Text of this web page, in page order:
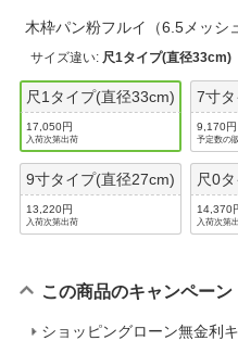
よくある質
木枠パン粉フルイ（6.5メッ
サイズ違い: 尺1タイプ(直径33cm)
尺1タイプ(直径33cm)
17,050円
入荷次第出荷
7寸
9,170円
予定数の
9寸タイプ(直径27cm)
13,220円
入荷次第出荷
尺0
14,370
入荷次第
この商品のキャンペーン
ショッピングローン無金利